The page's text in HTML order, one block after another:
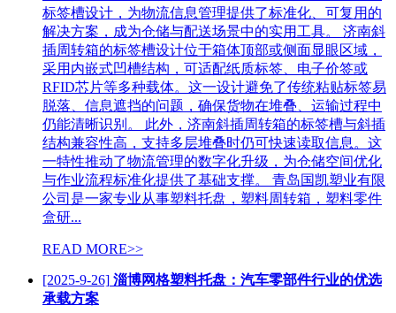
标签槽设计，为物流信息管理提供了标准化、可复用的
解决方案，成为仓储与配送场景中的实用工具。 济南斜
插周转箱的标签槽设计位于箱体顶部或侧面显眼区域，
采用内嵌式凹槽结构，可适配纸质标签、电子价签或
RFID芯片等多种载体。这一设计避免了传统粘贴标签易
脱落、信息遮挡的问题，确保货物在堆叠、运输过程中
仍能清晰识别。 此外，济南斜插周转箱的标签槽与斜插
结构兼容性高，支持多层堆叠时仍可快速读取信息。这
一特性推动了物流管理的数字化升级，为仓储空间优化
与作业流程标准化提供了基础支撑。 青岛国凯塑业有限
公司是一家专业从事塑料托盘，塑料周转箱，塑料零件
盒研...
READ MORE>>
[2025-9-26] 淄博网格塑料托盘：汽车零部件行业的优选
承载方案